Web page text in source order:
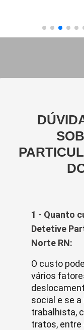
1 - Quanto
Detetive
Norte RN:
O custo
vários
social e se
trabalhista,
tratos, entre